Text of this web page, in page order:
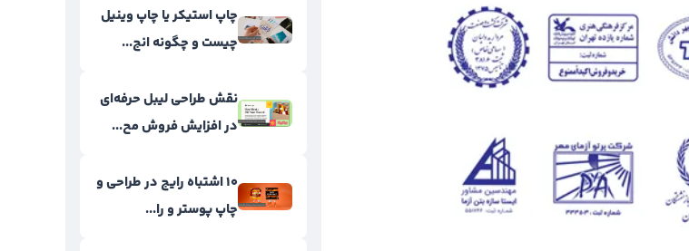
چاپ استیکر یا چاپ وینیل
چیست و چگونه انج...
نقش طراحی لیبل حرفه‌ای
در افزایش فروش مح...
۱۰ اشتباه رایج در طراحی و
چاپ پوستر و را...